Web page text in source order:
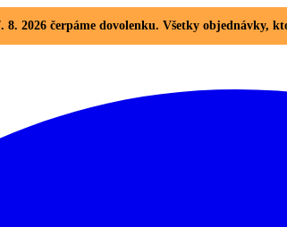
8. 2026 čerpáme dovolenku. Všetky objednávky,